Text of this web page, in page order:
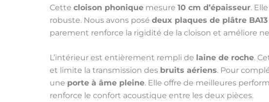
Cette cloison phonique mesure 10 cm d’épaisseur.
robuste. Nous avons posé deux plaques de plâtre
parement renforce la rigidité de la cloison et améliore
L’intérieur est entièrement rempli de laine de roche.
et limite la transmission des bruits aériens. Pour
une porte à âme pleine. Elle offre de meilleures
renforce le confort acoustique entre les deux pièces.